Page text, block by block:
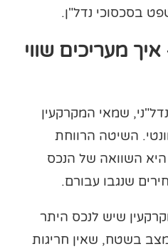
בסכסוכי נדל"ן.
מעריכים שווי
שמאי המקרקעין
השיטה הרווחת
השוואה של הנכס
שנגבו עבורם.
שיש לנכס היתר
בשטח, שאין חריגות